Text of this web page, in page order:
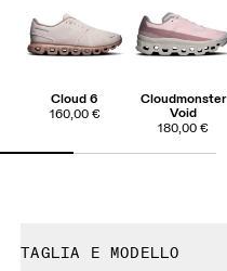
Cloud 6
160,00 €
Cloudmonster
Void
180,00 €
TAGLIA E MODELLO